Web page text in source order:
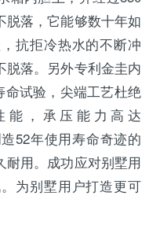
脱落，它能够数十年如
抗拒冷热水的不断冲
脱落。另外专利金圭内
命试验，尖端工艺杜绝
能，承压能力高达
52年使用寿命奇迹的
用。成功应对别墅用
为别墅用户打造更可